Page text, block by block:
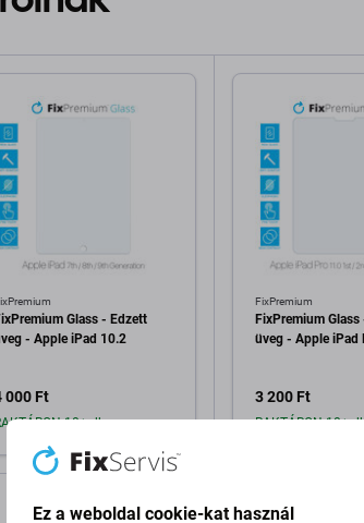
Glass - Edzett
- Apple iPad 10.2
000 Ft
10+ db
FixPremium
FixPremium
üveg - Apple iPad
3 200 Ft
RAKTÁRON 10+
Ez a weboldal cookie-kat használ